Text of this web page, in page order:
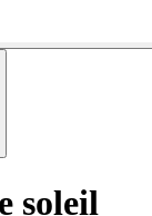
soleil